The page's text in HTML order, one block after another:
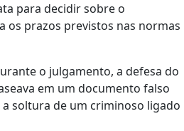
para decidir sobre o
os prazos previstos nas normas
o julgamento, a defesa do
em um documento falso
a soltura de um criminoso ligado